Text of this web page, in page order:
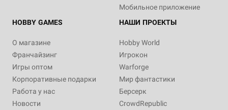
Мобильное приложение
HOBBY GAMES
О магазине
Франчайзинг
Игры оптом
Корпоративные подарки
Работа у нас
Новости
НАШИ ПРОЕКТЫ
Hobby World
Игрокон
Warforge
Мир фантастики
Берсерк
CrowdRepublic